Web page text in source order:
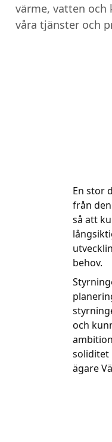
värme, vatten
våra tjänster och
En stor
från
så att
behov.
och
soliditet
ägare